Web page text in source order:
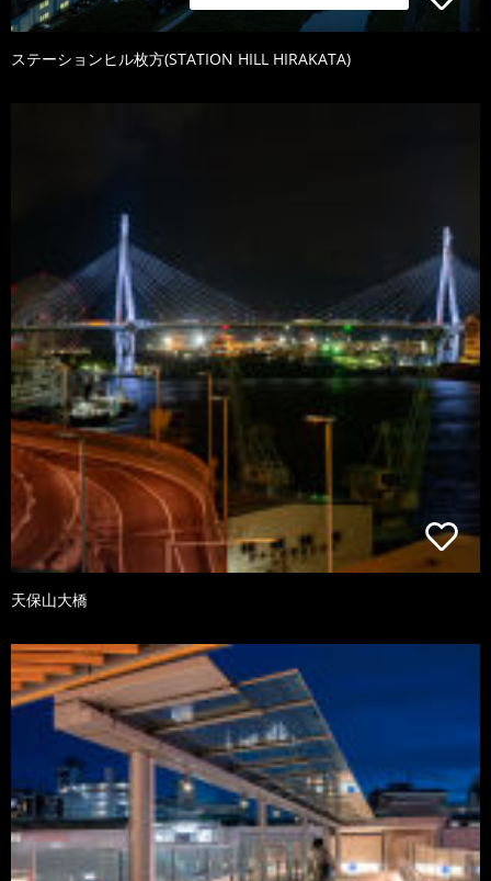
ステーションヒル枚方(STATION HILL HIRAKATA)
天保山大橋